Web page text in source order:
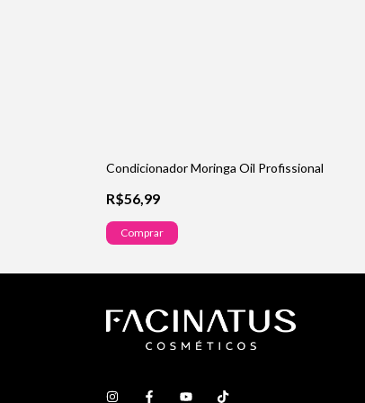
Condicionador Moringa Oil Profissional
R$56,99
Comprar